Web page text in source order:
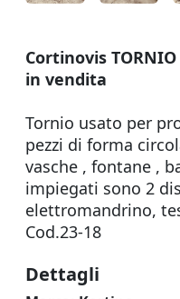
Cortinovis
in vendita
Tornio usato per
pezzi di forma
vasche , fontane ,
impiegati sono 2
elettromandrino,
Cod.23-18
Dettagli